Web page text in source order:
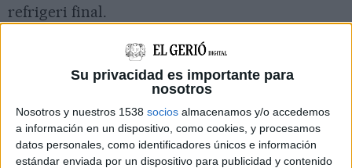
Su privacidad es importante para
nosotros
Nosotros y nuestros 1538 socios almacenamos y/o accedemos
a información en un dispositivo, como cookies, y procesamos
datos personales, como identificadores únicos e información
estándar enviada por un dispositivo para publicidad y contenido
refrigeri final.
Jordi Carretero, regidor de Via Pública i
Mobilitat ha destacat que “aquest any hem
treballat amb noves activitats, amb l’objectiu
que tothom hi pugui participar i prengui
consciència de la necessitat de fomentar la
mobilitat sostenible”, a més d’afegir que